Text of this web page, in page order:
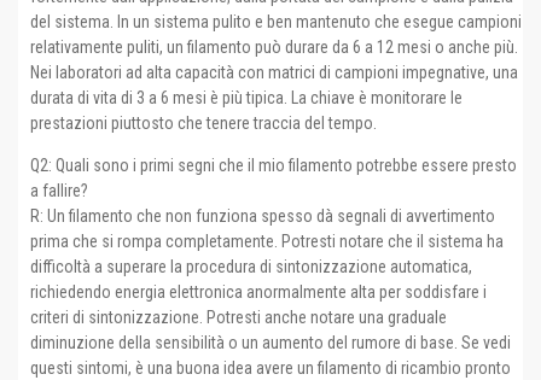
del sistema. In un sistema pulito e ben mantenuto che esegue campioni
relativamente puliti, un filamento può durare da 6 a 12 mesi o anche più.
Nei laboratori ad alta capacità con matrici di campioni impegnative, una
durata di vita di 3 a 6 mesi è più tipica. La chiave è monitorare le
prestazioni piuttosto che tenere traccia del tempo.
Q2: Quali sono i primi segni che il mio filamento potrebbe essere presto
a fallire?
R: Un filamento che non funziona spesso dà segnali di avvertimento
prima che si rompa completamente. Potresti notare che il sistema ha
difficoltà a superare la procedura di sintonizzazione automatica,
richiedendo energia elettronica anormalmente alta per soddisfare i
criteri di sintonizzazione. Potresti anche notare una graduale
diminuzione della sensibilità o un aumento del rumore di base. Se vedi
questi sintomi, è una buona idea avere un filamento di ricambio pronto